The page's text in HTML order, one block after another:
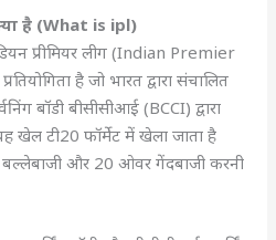
है (What is ipl)
प्रीमियर लीग (Indian Premier
है जो भारत द्वारा संचालित
बॉडी बीसीसीआई (BCCI) द्वारा
खेल टी20 फॉर्मेट में खेला जाता है
और 20 ओवर गेंदबाजी करनी